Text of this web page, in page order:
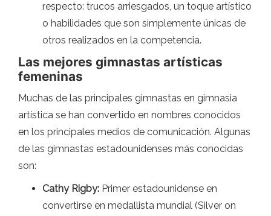
respecto: trucos arriesgados, un toque artístico
o habilidades que son simplemente únicas de
otros realizados en la competencia.
Las mejores gimnastas artísticas
femeninas
Muchas de las principales gimnastas en gimnasia
artística se han convertido en nombres conocidos
en los principales medios de comunicación. Algunas
de las gimnastas estadounidenses más conocidas
son:
Cathy Rigby: Primer estadounidense en
convertirse en medallista mundial (Silver on